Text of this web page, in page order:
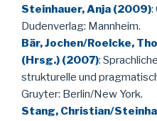
Steinhauer, Anja (2009):
Dudenverlag: Mannheim.
Bär, Jochen/Roelcke,
(Hrsg.) (2007):
strukturelle und
Gruyter: Berlin/New York.
Stang, Christian/